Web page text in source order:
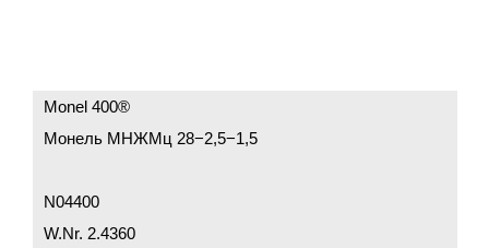
Monel 400®
Монель МНЖМц 28−2,5−1,5
N04400
W.Nr. 2.4360